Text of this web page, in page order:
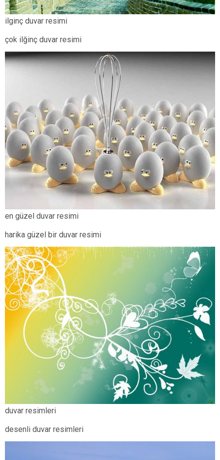
ilginç duvar resimi
çok ilğinç duvar resimi
en güzel duvar resimi
harika güzel bir duvar resimi
duvar resimleri
desenli duvar resimleri